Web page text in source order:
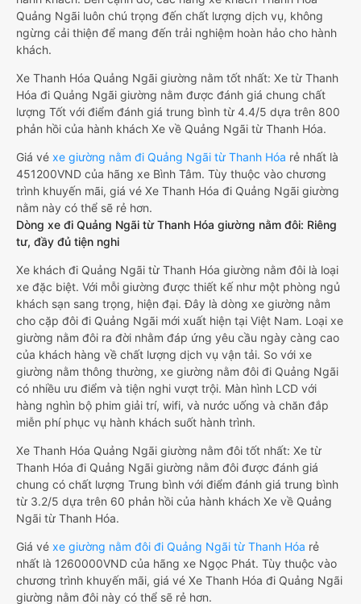
Quảng Ngãi luôn chú trọng đến chất lượng dịch vụ, không
ngừng cải thiện để mang đến trải nghiệm hoàn hảo cho hành
khách.
Xe Thanh Hóa Quảng Ngãi giường nằm tốt nhất: Xe từ Thanh
Hóa đi Quảng Ngãi giường nằm được đánh giá chung chất
lượng Tốt với điểm đánh giá trung bình từ 4.4/5 dựa trên 800
phản hồi của hành khách Xe về Quảng Ngãi từ Thanh Hóa.
Giá vé xe giường nằm đi Quảng Ngãi từ Thanh Hóa rẻ nhất là
451200VND của hãng xe Bình Tâm. Tùy thuộc vào chương
trình khuyến mãi, giá vé Xe Thanh Hóa đi Quảng Ngãi giường
nằm này có thể sẽ rẻ hơn.
Dòng xe đi Quảng Ngãi từ Thanh Hóa giường nằm đôi: Riêng
tư, đầy đủ tiện nghi
Xe khách đi Quảng Ngãi từ Thanh Hóa giường nằm đôi là loại
xe đặc biệt. Với mỗi giường được thiết kế như một phòng ngủ
khách sạn sang trọng, hiện đại. Đây là dòng xe giường nằm
cho cặp đôi đi Quảng Ngãi mới xuất hiện tại Việt Nam. Loại xe
giường nằm đôi ra đời nhằm đáp ứng yêu cầu ngày càng cao
của khách hàng về chất lượng dịch vụ vận tải. So với xe
giường nằm thông thường, xe giường nằm đôi đi Quảng Ngãi
có nhiều ưu điểm và tiện nghi vượt trội. Màn hình LCD với
hàng nghìn bộ phim giải trí, wifi, và nước uống và chăn đắp
miễn phí phục vụ hành khách suốt hành trình.
Xe Thanh Hóa Quảng Ngãi giường nằm đôi tốt nhất: Xe từ
Thanh Hóa đi Quảng Ngãi giường nằm đôi được đánh giá
chung có chất lượng Trung bình với điểm đánh giá trung bình
từ 3.2/5 dựa trên 60 phản hồi của hành khách Xe về Quảng
Ngãi từ Thanh Hóa.
Giá vé xe giường nằm đôi đi Quảng Ngãi từ Thanh Hóa rẻ
nhất là 1260000VND của hãng xe Ngọc Phát. Tùy thuộc vào
chương trình khuyến mãi, giá vé Xe Thanh Hóa đi Quảng Ngãi
giường nằm đôi này có thể sẽ rẻ hơn.